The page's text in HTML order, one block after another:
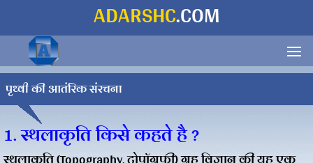
ADARSHC.COM
पृथ्वी की आतंरिक संरचना
1. स्थलाकृति किसे कहते है ?